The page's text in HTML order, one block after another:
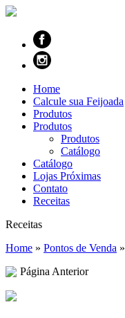
Home
Calcule sua Feijoada
Produtos
Produtos
Produtos
Catálogo
Catálogo
Lojas Próximas
Contato
Receitas
Receitas
Home » Pontos de Venda »
Página Anterior